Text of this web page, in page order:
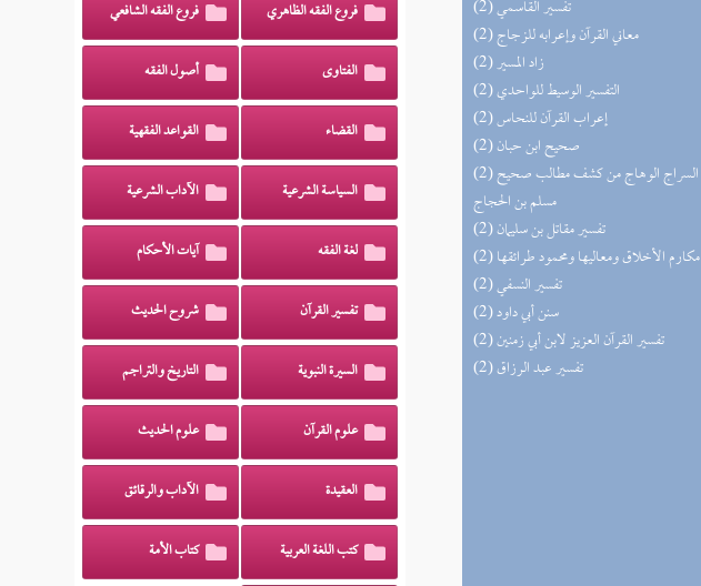
(2) تفسير القاسمي
(2) معاني القرآن وإعرابه للزجاج
(2) زاد المسير
(2) التفسير الوسيط للواحدي
(2) إعراب القرآن للنحاس
(2) صحيح ابن حبان
(2) السراج الوهاج من كشف مطالب صحيح
مسلم بن الحجاج
(2) تفسير مقاتل بن سليمان
(2) مكارم الأخلاق ومعاليها ومحمود طرائقها
(2) تفسير النسفي
(2) سنن أبي داود
(2) تفسير القرآن العزيز لابن أبي زمنين
(2) تفسير عبد الرزاق
فروع الفقه الظاهري فروع الفقه الشافعي
الفتاوى أصول الفقه
القضاء القواعد الفقهية
السياسة الشرعية الآداب الشرعية
لغة الفقه آيات الأحكام
تفسير القرآن شروح الحديث
السيرة النبوية التاريخ والتراجم
علوم القرآن علوم الحديث
العقيدة الآداب والرقائق
كتب اللغة العربية كتاب الأمة